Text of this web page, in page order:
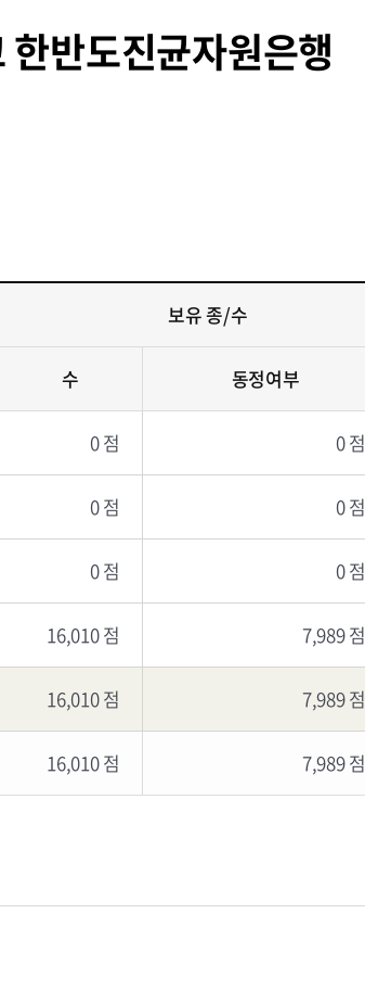
반도진균자원은행
보유 종/수
수 동정여부
0 점 0 점
0 점 0 점
0 점 0 점
16,010 점 7,989 점
16,010 점 7,989 점
16,010 점 7,989 점